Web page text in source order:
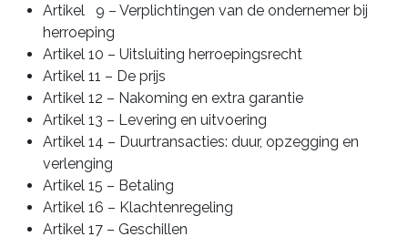
Artikel 9 – Verplichtingen van de ondernemer bij
herroeping
Artikel 10 – Uitsluiting herroepingsrecht
Artikel 11 – De prijs
Artikel 12 – Nakoming en extra garantie
Artikel 13 – Levering en uitvoering
Artikel 14 – Duurtransacties: duur, opzegging en
verlenging
Artikel 15 – Betaling
Artikel 16 – Klachtenregeling
Artikel 17 – Geschillen